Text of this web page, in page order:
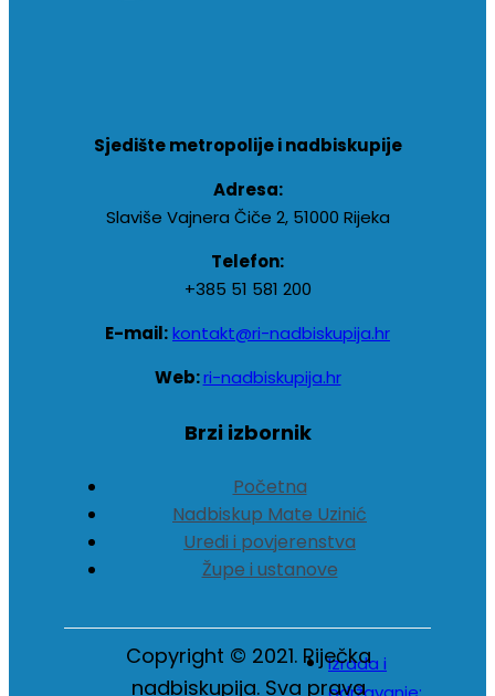
Sjedište metropolije i nadbiskupije
Adresa:
Slaviše Vajnera Čiče 2, 51000 Rijeka
Telefon:
+385 51 581 200
E-mail:kontakt@ri-nadbiskupija.hr
Web:ri-nadbiskupija.hr
Brzi izbornik
Početna
Nadbiskup Mate Uzinić
Uredi i povjerenstva
Župe i ustanove
Copyright © 2021. Riječka
nadbiskupija. Sva prava
Izrada i